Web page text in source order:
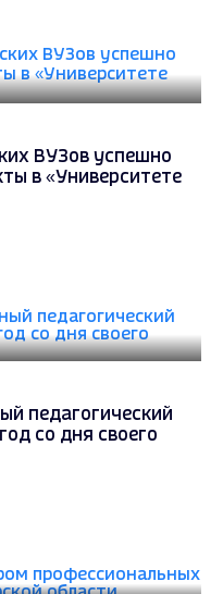
ВУЗов успешно
в «Университете
педагогический
со дня своего